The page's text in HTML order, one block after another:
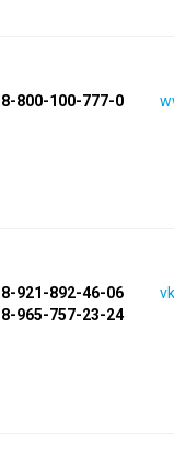
8-800-100-777-0
8-921-892-46-06
8-965-757-23-24